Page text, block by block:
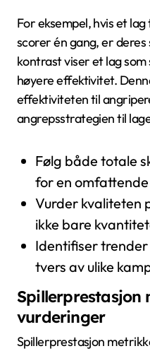
For eksempel, hvis et
scorer én gang, er
kontrast viser et lag som
høyere effektivitet.
effektiviteten til
angrepsstrategien til
Følg både totale
for en omfattende
Vurder kvaliteten
ikke bare
Identifiser
tvers av ulike
Spillerprestasjon
vurderinger
Spillerprestasjon